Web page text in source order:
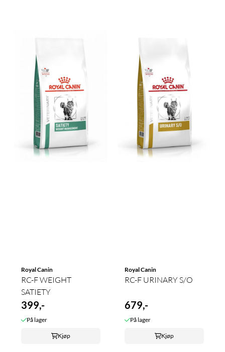
Royal Canin
RC-F WEIGHT
SATIETY
399,-
På lager
Kjøp
Royal Canin
RC-F URINARY S/O
679,-
På lager
Kjøp